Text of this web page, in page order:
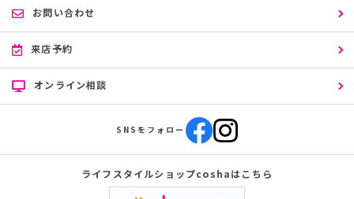
お問い合わせ
来店予約
オンライン相談
SNSをフォロー
ライフスタイルショップcoshaはこちら